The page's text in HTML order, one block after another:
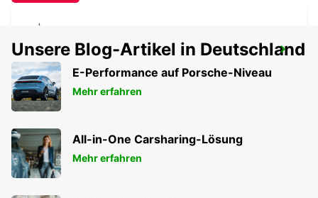
BAYREUTH
BAYREUTH - GERMANY
Unsere Blog-Artikel in Deutschland
E-Performance auf Porsche-Niveau
Mehr erfahren
All-in-One Carsharing-Lösung
Mehr erfahren